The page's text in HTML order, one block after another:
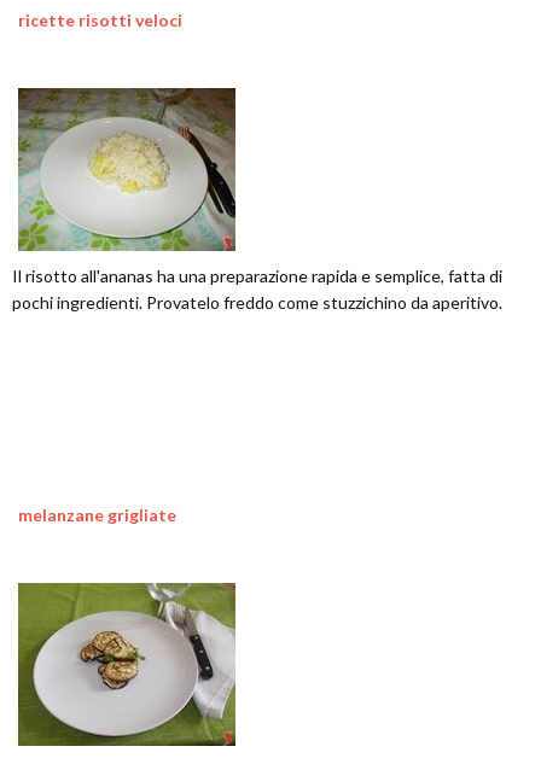
ricette risotti veloci
Il risotto all'ananas ha una preparazione rapida e semplice, fatta di
pochi ingredienti. Provatelo freddo come stuzzichino da aperitivo.
melanzane grigliate